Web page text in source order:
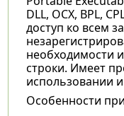
DLL, OCX, BPL,
доступ ко всем
необходимости
строки. Имеет
использовании
Особенности